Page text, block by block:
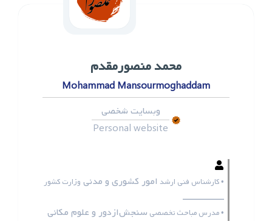
محمد ‌منصورمقدم
Mohammad Mansourmoghaddam
وبسایت شخصی
Personal website
• کارشناس فنی ارشد امور کشوری و مدنی وزارت کشور
ـــــــــــــــــ
• مدرس مباحث تخصصی سنجش‌ازدور و علوم مکانی